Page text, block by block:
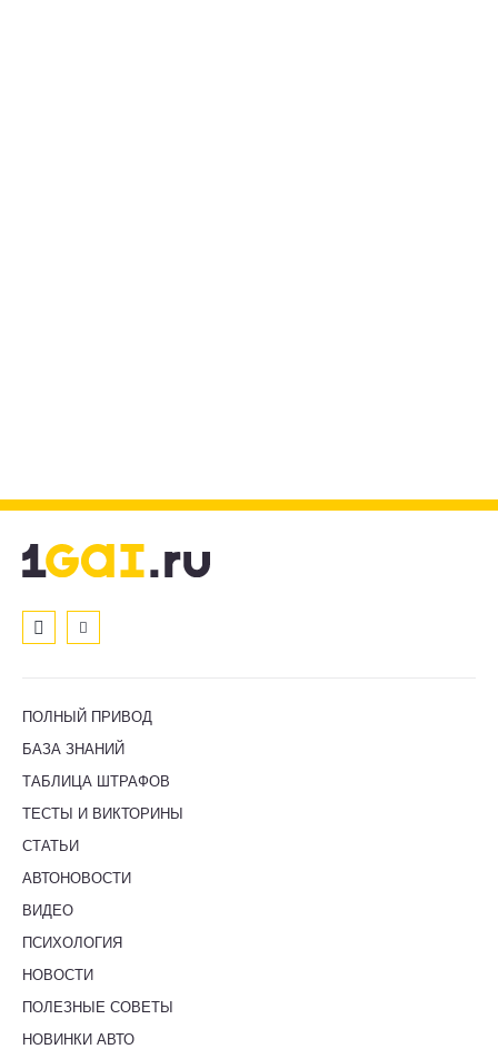
ПОЛНЫЙ ПРИВОД
БАЗА ЗНАНИЙ
ТАБЛИЦА ШТРАФОВ
ТЕСТЫ И ВИКТОРИНЫ
СТАТЬИ
АВТОНОВОСТИ
ВИДЕО
ПСИХОЛОГИЯ
НОВОСТИ
ПОЛЕЗНЫЕ СОВЕТЫ
НОВИНКИ АВТО